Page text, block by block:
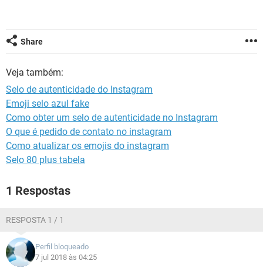
Share
Veja também:
Selo de autenticidade do Instagram
Emoji selo azul fake
Como obter um selo de autenticidade no Instagram
O que é pedido de contato no instagram
Como atualizar os emojis do instagram
Selo 80 plus tabela
1 Respostas
RESPOSTA 1 / 1
Perfil bloqueado
7 jul 2018 às 04:25